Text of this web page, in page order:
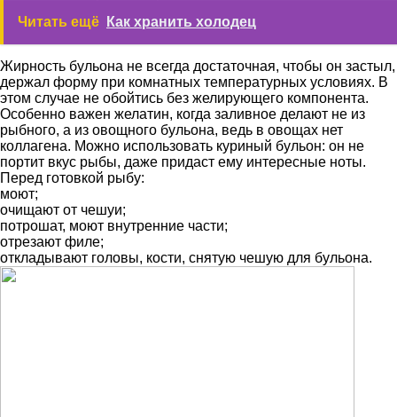
Читать ещё
Как хранить холодец
Жирность бульона не всегда достаточная, чтобы он застыл,
держал форму при комнатных температурных условиях. В
этом случае не обойтись без желирующего компонента.
Особенно важен желатин, когда заливное делают не из
рыбного, а из овощного бульона, ведь в овощах нет
коллагена. Можно использовать куриный бульон: он не
портит вкус рыбы, даже придаст ему интересные ноты.
Перед готовкой рыбу:
моют;
очищают от чешуи;
потрошат, моют внутренние части;
отрезают филе;
откладывают головы, кости, снятую чешую для бульона.